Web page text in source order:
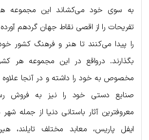
به سوی خود می‌کشاند این مجموعه
تفریحات را از اقصی نقاط جهان گردهم
را پیدا می‌کنند تا هنر و فرهنگ کشور
بگذارند. درواقع در این مجموعه هر
مخصوص به خود را داشته و در آنجا علاوه
صنایع دستی خود را نیز به فروش
معروفترین آثار باستانی دنیا از جمله
ایفل پاریس، معابد مختلف تایلند،